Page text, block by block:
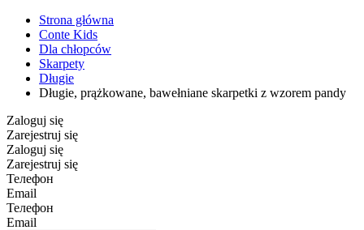
Strona główna
Conte Kids
Dla chłopców
Skarpety
Długie
Długie, prążkowane, bawełniane skarpetki z wzorem pandy
Zaloguj się
Zarejestruj się
Zaloguj się
Zarejestruj się
Телефон
Email
Телефон
Email